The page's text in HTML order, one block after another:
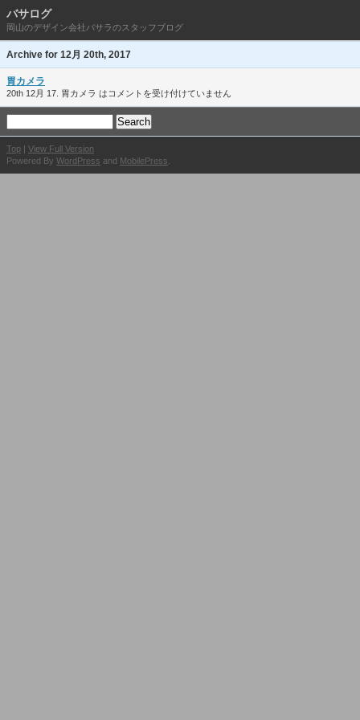
バサログ
岡山のデザイン会社バサラのスタッフブログ
Archive for 12月 20th, 2017
胃カメラ
20th 12月 17. 胃カメラ は コメントを受け付けていません
Top | View Full Version
Powered By WordPress and MobilePress